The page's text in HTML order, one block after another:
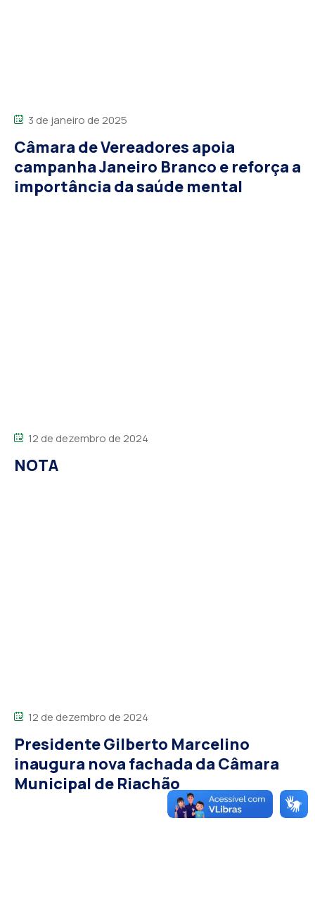
3 de janeiro de 2025
Câmara de Vereadores apoia
campanha Janeiro Branco e reforça a
importância da saúde mental
12 de dezembro de 2024
NOTA
12 de dezembro de 2024
Presidente Gilberto Marcelino
inaugura nova fachada da Câmara
Municipal de Riachão